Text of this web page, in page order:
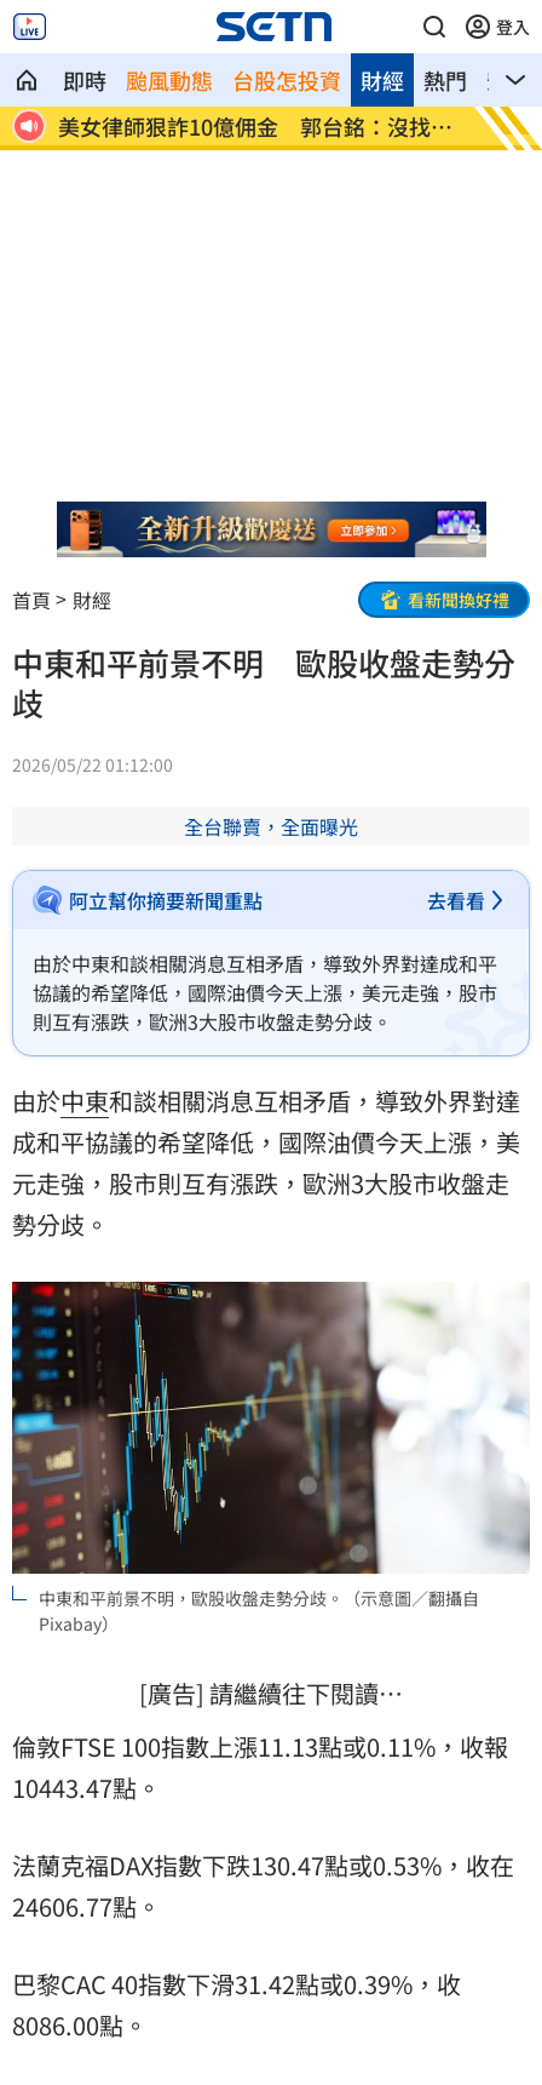
登入
即時 颱風動態 台股怎投資 熱門 影音
財經
仲
屏東男靠「一絕活」半年爽領政府百萬獎
金
雲林
共
首頁 財經 看新聞換好禮
中東和平前景不明 歐股收盤走勢分
歧
2026/05/22 01:12:00
全台聯賣，全面曝光
阿立幫你摘要新聞重點 去看看
由於中東和談相關消息互相矛盾，導致外界對達成和平
協議的希望降低，國際油價今天上漲，美元走強，股市
則互有漲跌，歐洲3大股市收盤走勢分歧。
由於中東和談相關消息互相矛盾，導致外界對達
成和平協議的希望降低，國際油價今天上漲，美
元走強，股市則互有漲跌，歐洲3大股市收盤走
勢分歧。
中東和平前景不明，歐股收盤走勢分歧。（示意圖／翻攝自
Pixabay）
[廣告] 請繼續往下閱讀…
倫敦FTSE 100指數上漲11.13點或0.11%，收報
10443.47點。
法蘭克福DAX指數下跌130.47點或0.53%，收在
24606.77點。
巴黎CAC 40指數下滑31.42點或0.39%，收
8086.00點。